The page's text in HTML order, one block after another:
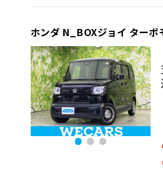
ホンダ N_BOXジョイ ターボ